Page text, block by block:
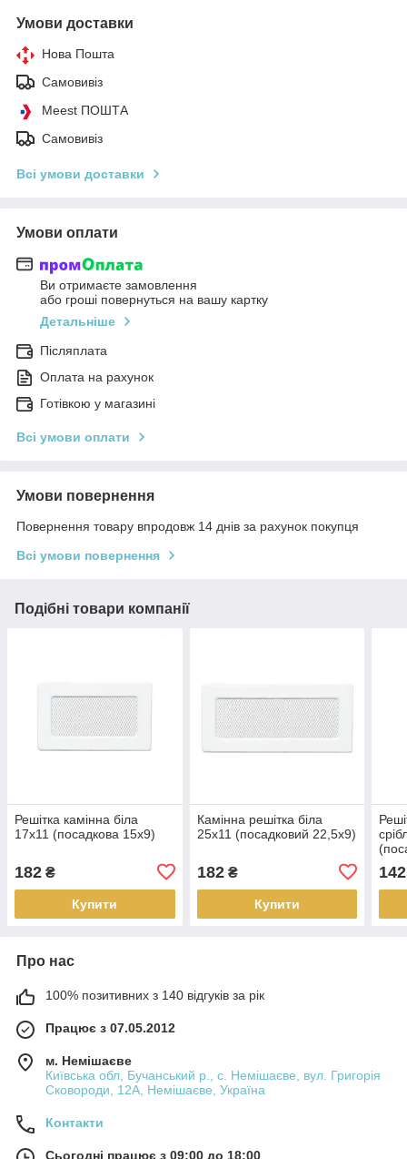
Умови доставки
Нова Пошта
Самовивіз
Meest ПОШТА
Самовивіз
Всі умови доставки
Умови оплати
Ви отримаєте замовлення
або гроші повернуться на вашу картку
Детальніше
Післяплата
Оплата на рахунок
Готівкою у магазині
Всі умови оплати
Умови повернення
Повернення товару впродовж 14 днів за рахунок покупця
Всі умови повернення
Подібні товари компанії
Решітка камінна біла
17х11 (посадкова 15х9)
182 ₴
Купити
Камінна решітка біла
25х11 (посадковий 22,5х9)
182₴
Купити
142
Про нас
100% позитивних з 140 відгуків за рік
Працює з 07.05.2012
м. Немішаєве
Київська обл, Бучанський р., с. Немішаєве, вул. Григорія
Сковороди, 12А, Немішаєве, Україна
Контакти
Сьогодні працює з 09:00 до 18:00